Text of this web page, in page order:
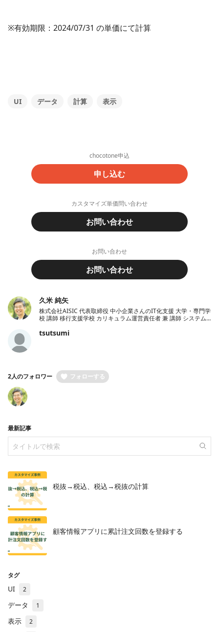
※有効期限：2024/07/31 の単価にて計算
UI データ 計算 表示
chocotone申込
申し込む
カスタマイズ単価問い合わせ
お問い合わせ
お問い合わせ
お問い合わせ
久米 純矢
株式会社AISIC 代表取締役 中小企業さんのIT化支援 大学・専門学
校 講師 移行支援学校 カリキュラム運営責任者 兼 講師 システム
tsutsumi
2人のフォロワー フォローする
最新記事
税抜→税込、税込→税抜の計算
顧客情報アプリに累計注文回数を登録する
タグ
UI 2
データ 1
表示 2